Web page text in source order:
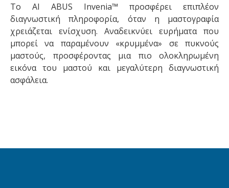
Το AI ABUS Invenia™ προσφέρει επιπλέον
διαγνωστική πληροφορία, όταν η μαστογραφία
χρειάζεται ενίσχυση. Αναδεικνύει ευρήματα που
μπορεί να παραμένουν «κρυμμένα» σε πυκνούς
μαστούς, προσφέροντας μια πιο ολοκληρωμένη
εικόνα του μαστού και μεγαλύτερη διαγνωστική
ασφάλεια.